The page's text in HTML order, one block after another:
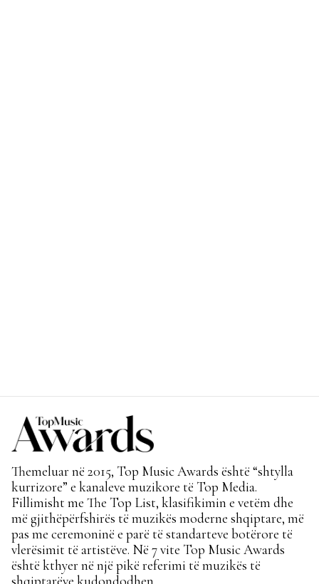
Themeluar në 2015, Top Music Awards është “shtylla
kurrizore” e kanaleve muzikore të Top Media.
Fillimisht me The Top List, klasifikimin e vetëm dhe
më gjithëpërfshirës të muzikës moderne shqiptare, më
pas me ceremoninë e parë të standarteve botërore të
vlerësimit të artistëve. Në 7 vite Top Music Awards
është kthyer në një pikë referimi të muzikës të